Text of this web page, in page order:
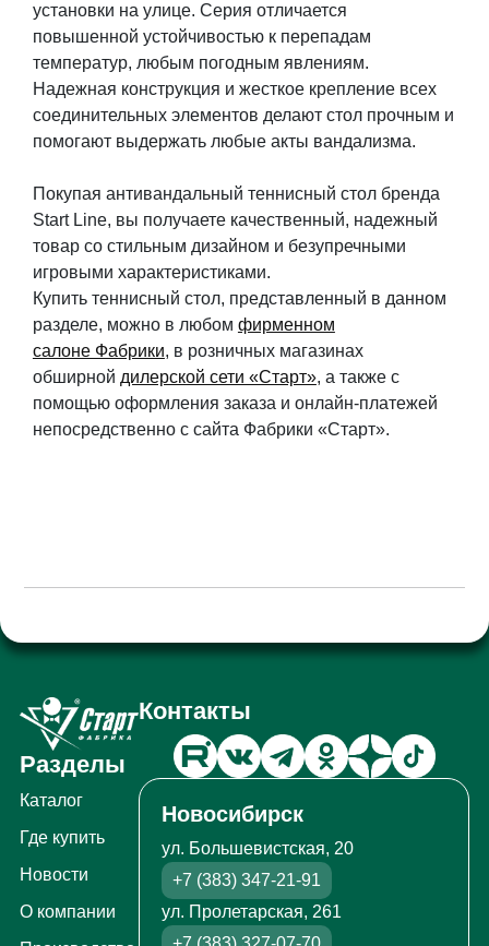
установки на улице. Серия отличается
повышенной устойчивостью к перепадам
температур, любым погодным явлениям.
Надежная конструкция и жесткое крепление всех
соединительных элементов делают стол прочным и
помогают выдержать любые акты вандализма.
Покупая антивандальный теннисный стол бренда
Start Line, вы получаете качественный, надежный
товар со стильным дизайном и безупречными
игровыми характеристиками.
Купить теннисный стол, представленный в данном
разделе, можно в любом фирменном
салоне Фабрики, в розничных магазинах
обширной дилерской сети «Старт», а также с
помощью оформления заказа и онлайн-платежей
непосредственно с сайта Фабрики «Старт».
Разделы
Каталог
Где купить
Новости
О компании
Контакты
Новосибирск
ул. Большевистская, 20
+7 (383) 347-21-91
ул. Пролетарская, 261